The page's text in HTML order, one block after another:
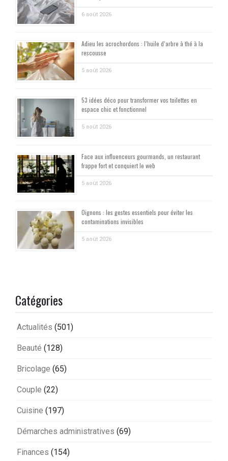
6 août 2026
Adieu les acrochordons : l’huile d’arbre à thé à la
rescousse
5 août 2026
53 idées déco pour transformer vos toilettes en
espace chic et fonctionnel
5 août 2026
Face aux influenceurs gourmands, un restaurant
frappe fort et conquiert le web
5 août 2026
Oignons : les gestes essentiels pour éviter les
contaminations invisibles
5 août 2026
Catégories
Actualités (501)
Beauté (128)
Bricolage (65)
Couple (22)
Cuisine (197)
Démarches administratives (69)
Finances (154)